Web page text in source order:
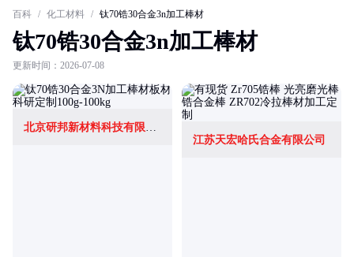
百科 / 化工材料 / 钛70锆30合金3n加工棒材
钛70锆30合金3n加工棒材
更新时间：2026-07-08
北京研邦新材料科技有限公司
江苏天宏哈氏合金有限公司